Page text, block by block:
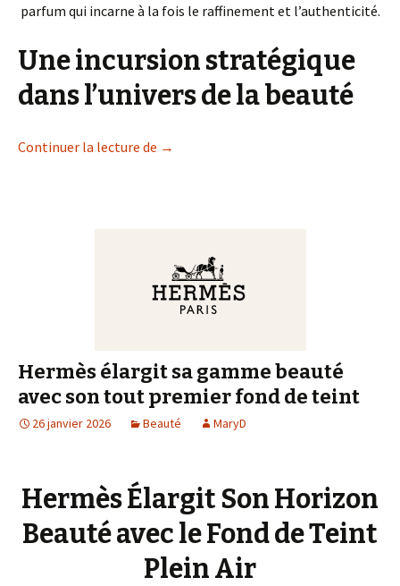
parfum qui incarne à la fois le raffinement et l’authenticité.
Une incursion stratégique
dans l’univers de la beauté
Continuer la lecture de Balmain Beauty réinvente l’art de la
→
Hermès élargit sa gamme beauté
avec son tout premier fond de teint
26 janvier 2026 Beauté MaryD
Hermès Élargit Son Horizon
Beauté avec le Fond de Teint
Plein Air